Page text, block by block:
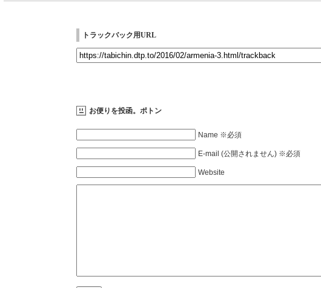
トラックバック用URL
お便りを投函。ポトン
Name ※必須
E-mail (公開されません) ※必須
Website